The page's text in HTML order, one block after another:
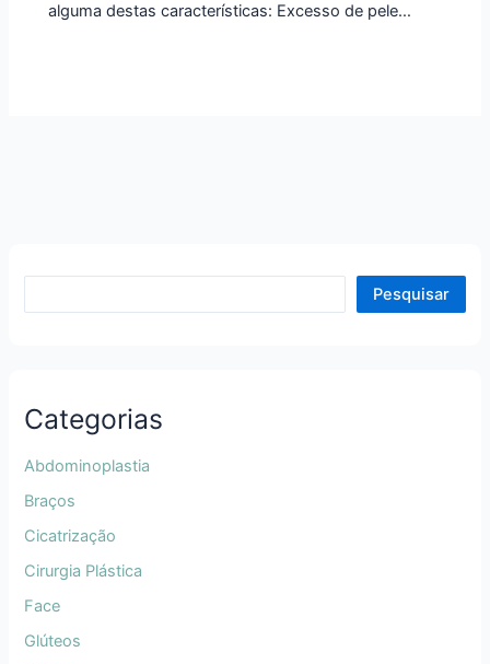
alguma destas características: Excesso de pele…
Pesquisar
Categorias
Abdominoplastia
Braços
Cicatrização
Cirurgia Plástica
Face
Glúteos